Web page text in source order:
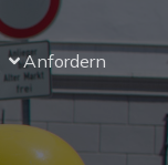
Anfordern